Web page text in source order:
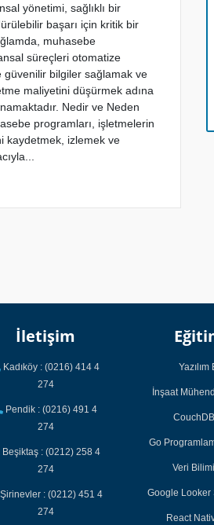
yönetimi, sağlıklı bir
başarı için kritik bir
muhasebe
süreçleri otomatize
güvenilir bilgiler sağlamak ve
maliyetini düşürmek adına
Nedir ve Neden
programları, işletmelerin
kaydetmek, izlemek ve
İletişim
Kadıköy : (0216) 414 4
274
Pendik : (0216) 491 4
274
Beşiktaş : (0212) 258 4
274
Şirinevler : (0212) 451 4
274
İnşaat
Go
Veri
Google Looker
React